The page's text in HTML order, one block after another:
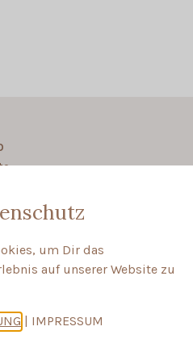
um Dir das
auf unserer Website zu
| IMPRESSUM